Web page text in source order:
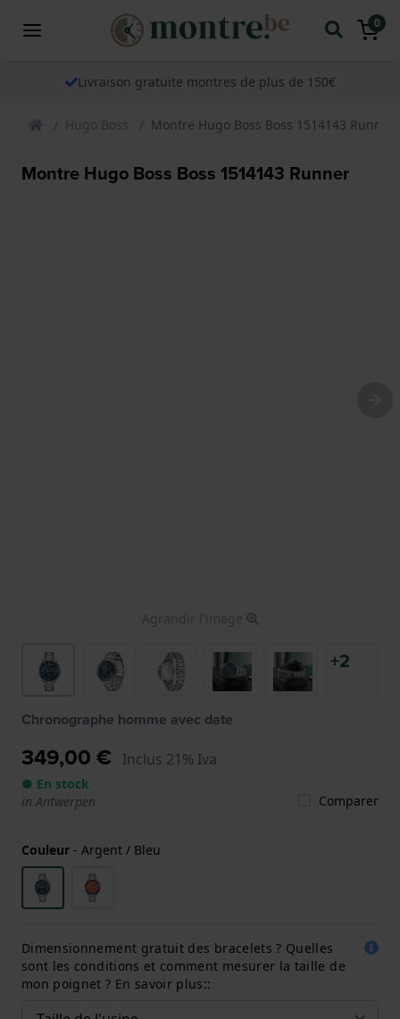
0
Livraison gratuite montres de plus de 150€
Hugo Boss Montre Hugo Boss Boss 1514143 Runner
Montre Hugo Boss Boss 1514143 Runner
Agrandir l'image
+2
Chronographe homme avec date
349,00 € Inclus 21% Iva
● En stock
in Antwerpen
Comparer
Couleur - Argent / Bleu
Dimensionnement gratuit des bracelets ? Quelles
sont les conditions et comment mesurer la taille de
mon poignet ? En savoir plus::